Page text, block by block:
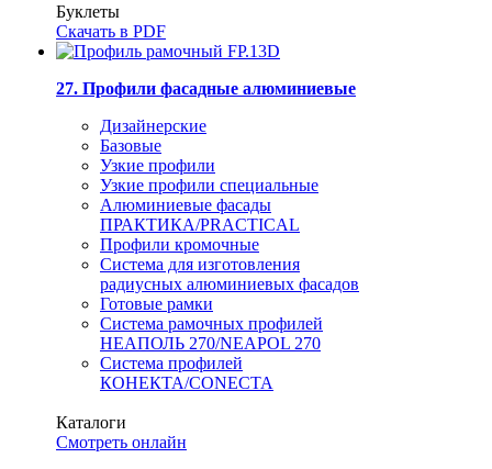
Буклеты
Скачать в PDF
27. Профили фасадные алюминиевые
Дизайнерские
Базовые
Узкие профили
Узкие профили специальные
Алюминиевые фасады
ПРАКТИКА/PRACTICAL
Профили кромочные
Система для изготовления
радиусных алюминиевых фасадов
Готовые рамки
Система рамочных профилей
НЕАПОЛЬ 270/NEAPOL 270
Система профилей
КОНЕКТА/CONECTA
Каталоги
Смотреть онлайн